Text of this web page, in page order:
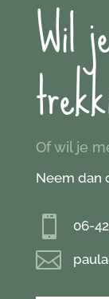
Wil
Of wil je
Neem dan
 06-
